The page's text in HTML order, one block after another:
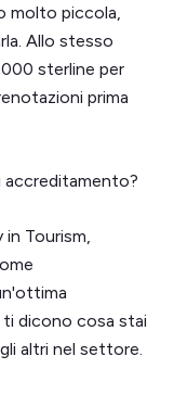
molto piccola,
Allo stesso
sterline per
prima
accreditamento?
Tourism,
dicono cosa stai
altri nel settore.